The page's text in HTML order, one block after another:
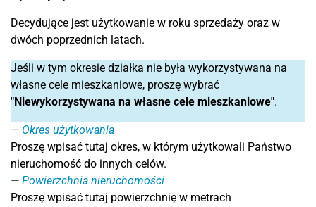
Decydujące jest użytkowanie w roku sprzedaży oraz w
dwóch poprzednich latach.
Jeśli w tym okresie działka nie była wykorzystywana na
własne cele mieszkaniowe, proszę wybrać
"Niewykorzystywana na własne cele mieszkaniowe".
Okres użytkowania
Proszę wpisać tutaj okres, w którym użytkowali Państwo
nieruchomość do innych celów.
Powierzchnia nieruchomości
Proszę wpisać tutaj powierzchnię w metrach